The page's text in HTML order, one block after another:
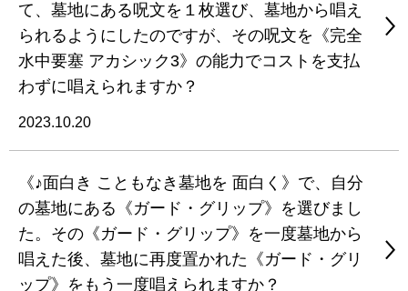
て、墓地にある呪文を１枚選び、墓地から唱え
られるようにしたのですが、その呪文を《完全
水中要塞 アカシック3》の能力でコストを支払
わずに唱えられますか？
2023.10.20
《♪面白き こともなき墓地を 面白く》で、自分
の墓地にある《ガード・グリップ》を選びまし
た。その《ガード・グリップ》を一度墓地から
唱えた後、墓地に再度置かれた《ガード・グリ
ップ》をもう一度唱えられますか？